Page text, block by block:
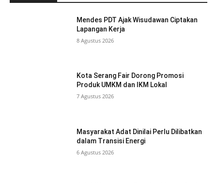
Mendes PDT Ajak Wisudawan Ciptakan
Lapangan Kerja
8 Agustus 2026
Kota Serang Fair Dorong Promosi
Produk UMKM dan IKM Lokal
7 Agustus 2026
Masyarakat Adat Dinilai Perlu Dilibatkan
dalam Transisi Energi
6 Agustus 2026